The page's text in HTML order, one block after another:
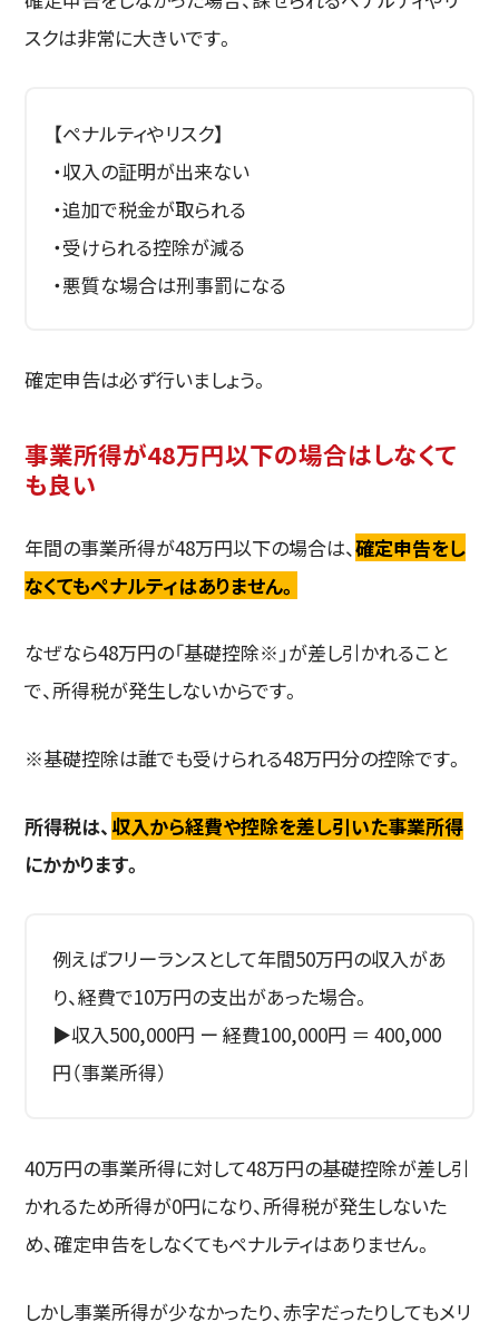
スクは非常に大きいです。
【ペナルティやリスク】
・収入の証明が出来ない
・追加で税金が取られる
・受けられる控除が減る
・悪質な場合は刑事罰になる
確定申告は必ず行いましょう。
事業所得が48万円以下の場合はしなくて
も良い
年間の事業所得が48万円以下の場合は、確定申告をし
なくてもペナルティはありません。
なぜなら48万円の「基礎控除※」が差し引かれること
で、所得税が発生しないからです。
※基礎控除は誰でも受けられる48万円分の控除です。
所得税は、 収入から経費や控除を差し引いた事業所得
にかかります。
例えばフリーランスとして年間50万円の収入があ
り、経費で10万円の支出があった場合。
▶収入500,000円 ー 経費100,000円 ＝ 400,000
円（事業所得）
40万円の事業所得に対して48万円の基礎控除が差し引
かれるため所得が0円になり、所得税が発生しないた
め、確定申告をしなくてもペナルティはありません。
しかし事業所得が少なかったり、赤字だったりしてもメリ